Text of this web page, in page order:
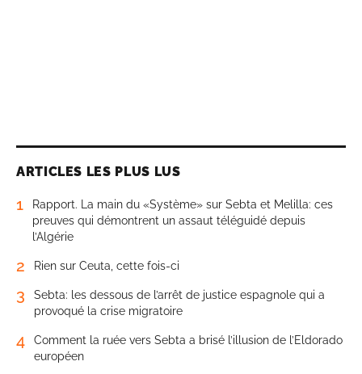
ARTICLES LES PLUS LUS
1
Rapport. La main du «Système» sur Sebta et Melilla: ces
preuves qui démontrent un assaut téléguidé depuis
l’Algérie
2 Rien sur Ceuta, cette fois-ci
3
Sebta: les dessous de l’arrêt de justice espagnole qui a
provoqué la crise migratoire
4
Comment la ruée vers Sebta a brisé l’illusion de l’Eldorado
européen